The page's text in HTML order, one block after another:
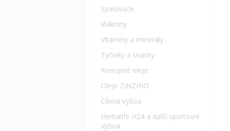
Spalovače
Vlákniny
Vitamíny a minerály
Tyčinky a snacky
Konopné oleje
Oleje ZINZINO
Cílená výživa
Herbalife H24 a další sportovní
výživa